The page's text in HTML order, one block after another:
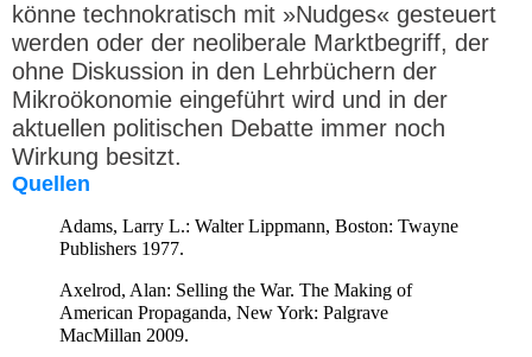
könne technokratisch mit »Nudges« gesteuert
werden oder der neoliberale Marktbegriff, der
ohne Diskussion in den Lehrbüchern der
Mikroökonomie eingeführt wird und in der
aktuellen politischen Debatte immer noch
Wirkung besitzt.
Quellen
Adams, Larry L.: Walter Lippmann, Boston: Twayne
Publishers 1977.
Axelrod, Alan: Selling the War. The Making of
American Propaganda, New York: Palgrave
MacMillan 2009.